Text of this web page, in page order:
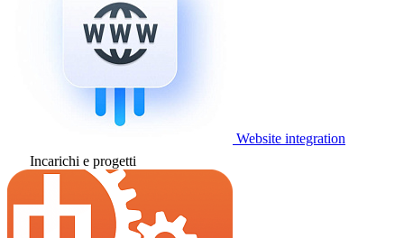
Website integration
Incarichi e progetti